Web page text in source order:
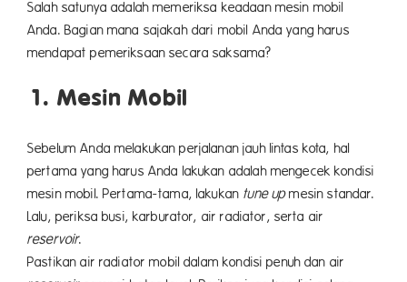
Salah satunya adalah memeriksa keadaan mesin mobil
Anda. Bagian mana sajakah dari mobil Anda yang harus
mendapat pemeriksaan secara saksama?
1. Mesin Mobil
Sebelum Anda melakukan perjalanan jauh lintas kota, hal
pertama yang harus Anda lakukan adalah mengecek kondisi
mesin mobil. Pertama-tama, lakukan tune upmesin standar.
Lalu, periksa busi, karburator, air radiator, serta air
reservoir.
Pastikan air radiator mobil dalam kondisi penuh dan air